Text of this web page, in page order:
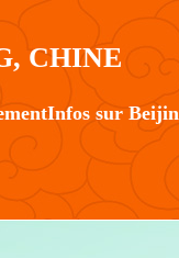
CHINE
Infos sur